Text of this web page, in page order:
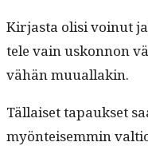
Kir­jas­ta olisi voin­ut
tele vain uskon­non
vähän muuallakin.
Täl­laiset tapauk­set
myön­teisem­min